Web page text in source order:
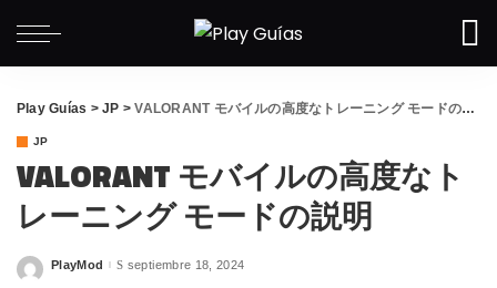
Play Guías >JP >VALORANT モバイルの高度なトレーニング モードの説明
JP
VALORANT モバイルの高度なト
レーニング モードの説明
Posted
PlayMod septiembre 18, 2024